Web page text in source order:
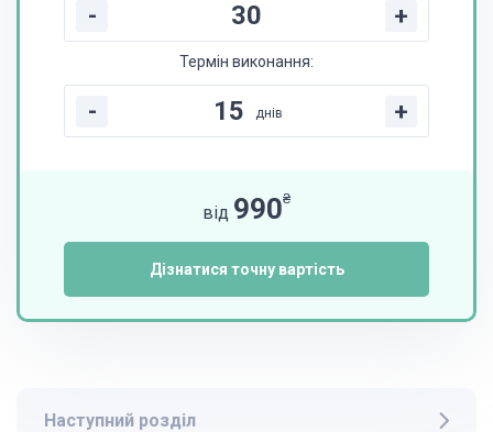
- +
Термін виконання:
- днів +
від 990₴
Дізнатися точну вартість
Наступний розділ